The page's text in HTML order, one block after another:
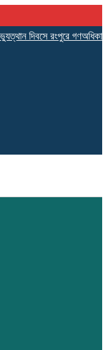
দিবসে রংপুরে গণঅধিকার